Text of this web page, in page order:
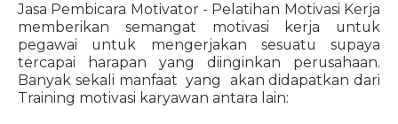
Jasa Pembicara Motivator - Pelatihan Motivasi Kerja
memberikan semangat motivasi kerja untuk
pegawai untuk mengerjakan sesuatu supaya
tercapai harapan yang diinginkan perusahaan.
Banyak sekali manfaat yang akan didapatkan dari
Training motivasi karyawan antara lain: